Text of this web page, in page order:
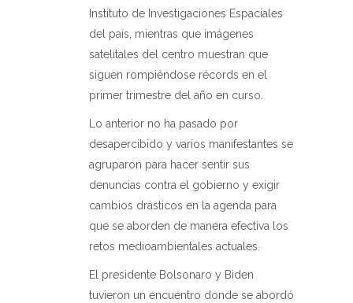
Instituto de Investigaciones Espaciales
del país, mientras que imágenes
satelitales del centro muestran que
siguen rompiéndose récords en el
primer trimestre del año en curso.
Lo anterior no ha pasado por
desapercibido y varios manifestantes se
agruparon para hacer sentir sus
denuncias contra el gobierno y exigir
cambios drásticos en la agenda para
que se aborden de manera efectiva los
retos medioambientales actuales.
El presidente Bolsonaro y Biden
tuvieron un encuentro donde se abordó